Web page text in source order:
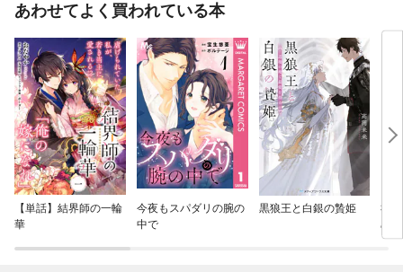
あわせてよく買われている本
【単話】結界師の一輪
華
今夜もスパダリの腕の
中で
黒狼王と白銀の贄姫
社
め